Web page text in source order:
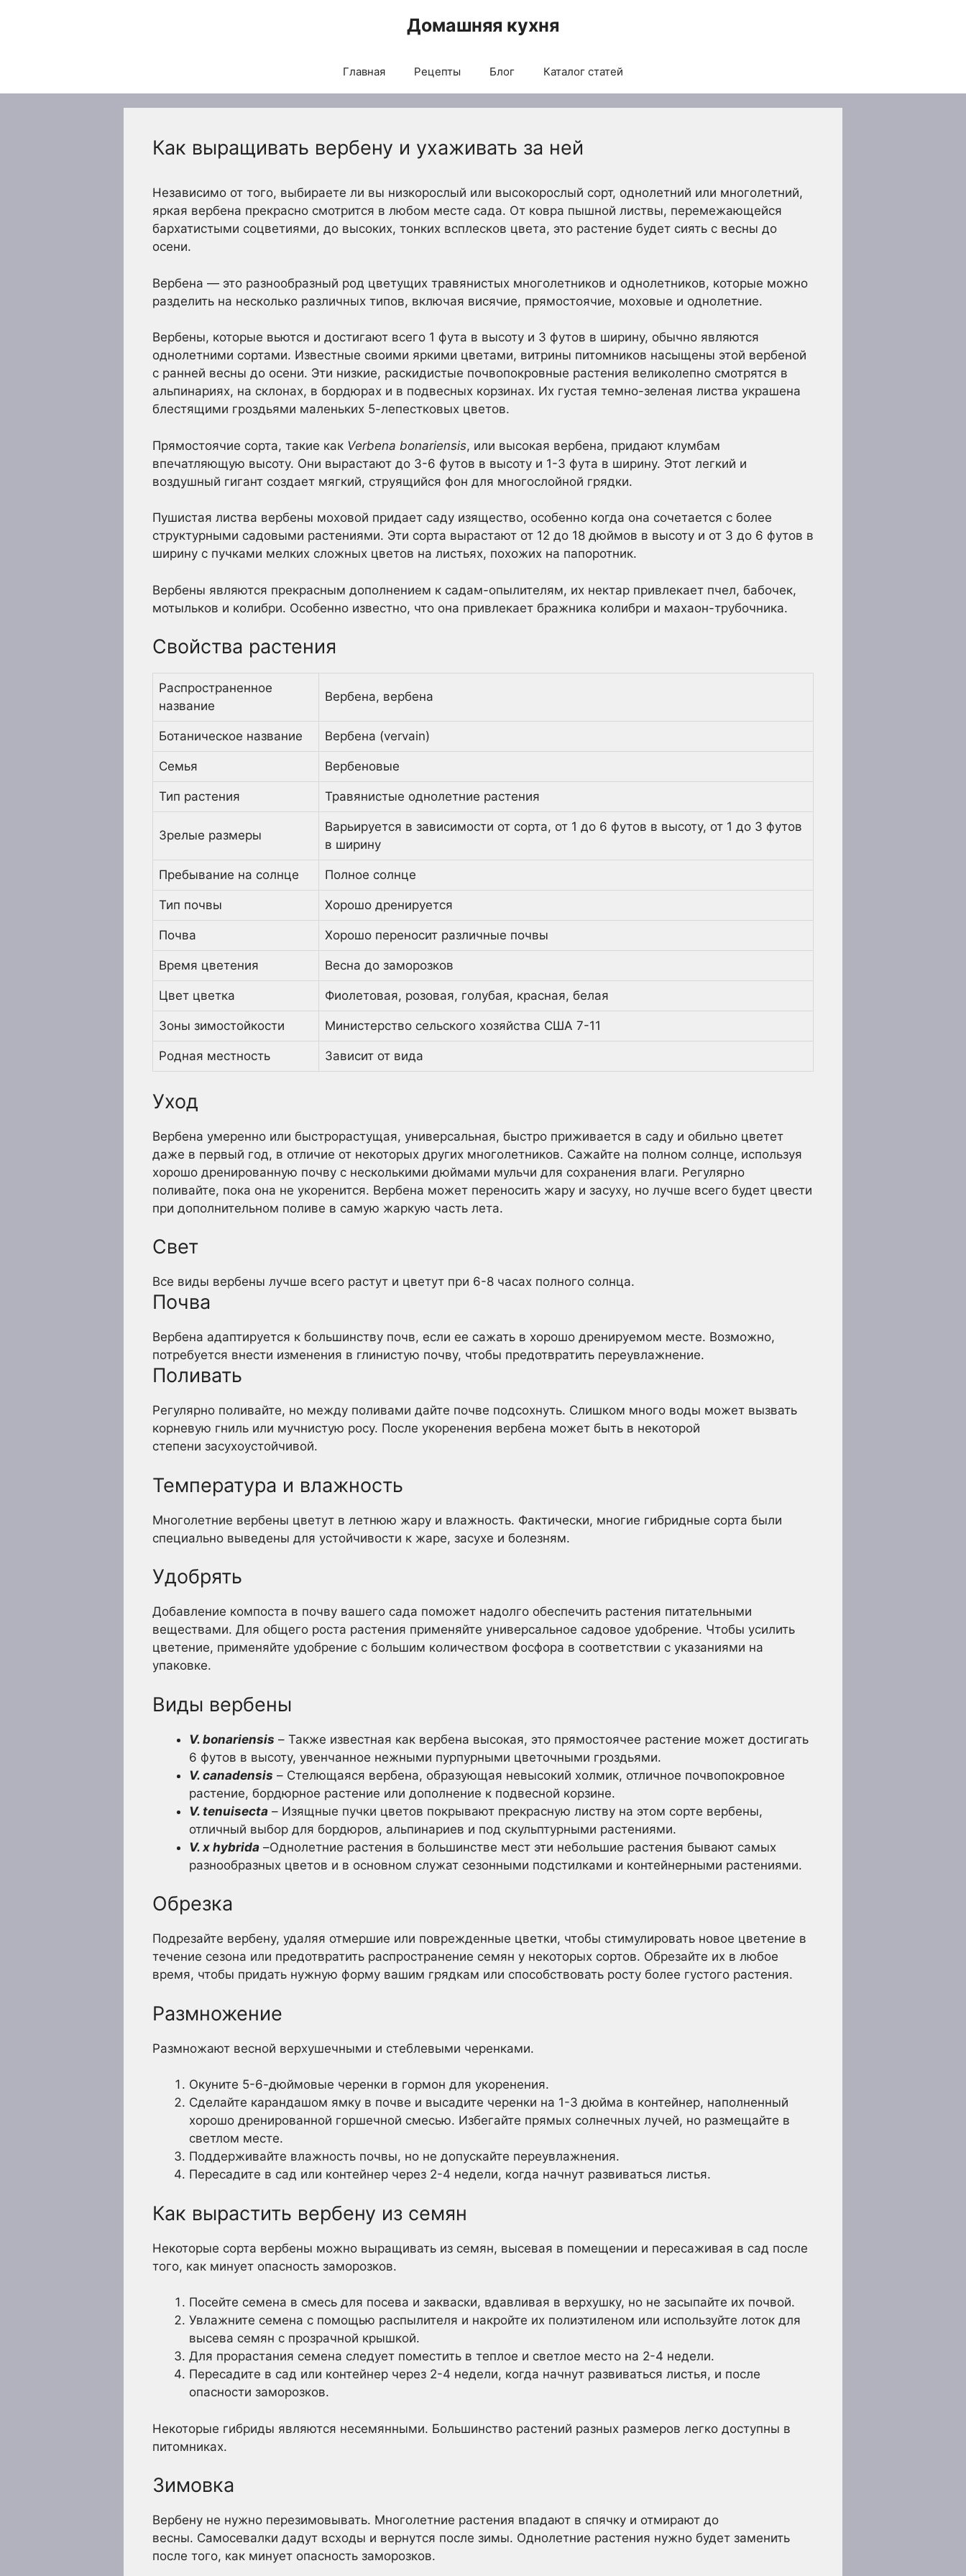
Домашняя кухня
Главная Рецепты Блог Каталог статей
Как выращивать вербену и ухаживать за ней
Независимо от того, выбираете ли вы низкорослый или высокорослый сорт, однолетний или многолетний,
яркая вербена прекрасно смотрится в любом месте сада. От ковра пышной листвы, перемежающейся
бархатистыми соцветиями, до высоких, тонких всплесков цвета, это растение будет сиять с весны до
осени.
Вербена — это разнообразный род цветущих травянистых многолетников и однолетников, которые можно
разделить на несколько различных типов, включая висячие, прямостоячие, моховые и однолетние.
Вербены, которые вьются и достигают всего 1 фута в высоту и 3 футов в ширину, обычно являются
однолетними сортами. Известные своими яркими цветами, витрины питомников насыщены этой вербеной
с ранней весны до осени. Эти низкие, раскидистые почвопокровные растения великолепно смотрятся в
альпинариях, на склонах, в бордюрах и в подвесных корзинах. Их густая темно-зеленая листва украшена
блестящими гроздьями маленьких 5-лепестковых цветов.
Прямостоячие сорта, такие как Verbena bonariensis, или высокая вербена, придают клумбам
впечатляющую высоту. Они вырастают до 3-6 футов в высоту и 1-3 фута в ширину. Этот легкий и
воздушный гигант создает мягкий, струящийся фон для многослойной грядки.
Пушистая листва вербены моховой придает саду изящество, особенно когда она сочетается с более
структурными садовыми растениями. Эти сорта вырастают от 12 до 18 дюймов в высоту и от 3 до 6 футов в
ширину с пучками мелких сложных цветов на листьях, похожих на папоротник.
Вербены являются прекрасным дополнением к садам-опылителям, их нектар привлекает пчел, бабочек,
мотыльков и колибри. Особенно известно, что она привлекает бражника колибри и махаон-трубочника.
Свойства растения
Распространенное
название
Вербена, вербена
Ботаническое название Вербена (vervain)
Семья Вербеновые
Тип растения Травянистые однолетние растения
Зрелые размеры
Варьируется в зависимости от сорта, от 1 до 6 футов в высоту, от 1 до 3 футов
в ширину
Пребывание на солнце Полное солнце
Тип почвы Хорошо дренируется
Почва Хорошо переносит различные почвы
Время цветения Весна до заморозков
Цвет цветка Фиолетовая, розовая, голубая, красная, белая
Зоны зимостойкости Министерство сельского хозяйства США 7-11
Родная местность Зависит от вида
Уход
Вербена умеренно или быстрорастущая, универсальная, быстро приживается в саду и обильно цветет
даже в первый год, в отличие от некоторых других многолетников. Сажайте на полном солнце, используя
хорошо дренированную почву с несколькими дюймами мульчи для сохранения влаги. Регулярно
поливайте, пока она не укоренится. Вербена может переносить жару и засуху, но лучше всего будет цвести
при дополнительном поливе в самую жаркую часть лета.
Свет
Все виды вербены лучше всего растут и цветут при 6-8 часах полного солнца.
Почва
Вербена адаптируется к большинству почв, если ее сажать в хорошо дренируемом месте. Возможно,
потребуется внести изменения в глинистую почву, чтобы предотвратить переувлажнение.
Поливать
Регулярно поливайте, но между поливами дайте почве подсохнуть. Слишком много воды может вызвать
корневую гниль или мучнистую росу. После укоренения вербена может быть в некоторой
степени засухоустойчивой.
Температура и влажность
Многолетние вербены цветут в летнюю жару и влажность. Фактически, многие гибридные сорта были
специально выведены для устойчивости к жаре, засухе и болезням.
Удобрять
Добавление компоста в почву вашего сада поможет надолго обеспечить растения питательными
веществами. Для общего роста растения применяйте универсальное садовое удобрение. Чтобы усилить
цветение, применяйте удобрение с большим количеством фосфора в соответствии с указаниями на
упаковке.
Виды вербены
V. bonariensis – Также известная как вербена высокая, это прямостоячее растение может достигать
6 футов в высоту, увенчанное нежными пурпурными цветочными гроздьями.
V. canadensis – Стелющаяся вербена, образующая невысокий холмик, отличное почвопокровное
растение, бордюрное растение или дополнение к подвесной корзине.
V. tenuisecta – Изящные пучки цветов покрывают прекрасную листву на этом сорте вербены,
отличный выбор для бордюров, альпинариев и под скульптурными растениями.
V. x hybrida –Однолетние растения в большинстве мест эти небольшие растения бывают самых
разнообразных цветов и в основном служат сезонными подстилками и контейнерными растениями.
Обрезка
Подрезайте вербену, удаляя отмершие или поврежденные цветки, чтобы стимулировать новое цветение в
течение сезона или предотвратить распространение семян у некоторых сортов. Обрезайте их в любое
время, чтобы придать нужную форму вашим грядкам или способствовать росту более густого растения.
Размножение
Размножают весной верхушечными и стеблевыми черенками.
Окуните 5-6-дюймовые черенки в гормон для укоренения.
Сделайте карандашом ямку в почве и высадите черенки на 1-3 дюйма в контейнер, наполненный
хорошо дренированной горшечной смесью. Избегайте прямых солнечных лучей, но размещайте в
светлом месте.
Поддерживайте влажность почвы, но не допускайте переувлажнения.
Пересадите в сад или контейнер через 2-4 недели, когда начнут развиваться листья.
Как вырастить вербену из семян
Некоторые сорта вербены можно выращивать из семян, высевая в помещении и пересаживая в сад после
того, как минует опасность заморозков.
Посейте семена в смесь для посева и закваски, вдавливая в верхушку, но не засыпайте их почвой.
Увлажните семена с помощью распылителя и накройте их полиэтиленом или используйте лоток для
высева семян с прозрачной крышкой.
Для прорастания семена следует поместить в теплое и светлое место на 2-4 недели.
Пересадите в сад или контейнер через 2-4 недели, когда начнут развиваться листья, и после
опасности заморозков.
Некоторые гибриды являются несемянными. Большинство растений разных размеров легко доступны в
питомниках.
Зимовка
Вербену не нужно перезимовывать. Многолетние растения впадают в спячку и отмирают до
весны. Самосевалки дадут всходы и вернутся после зимы. Однолетние растения нужно будет заменить
после того, как минует опасность заморозков.